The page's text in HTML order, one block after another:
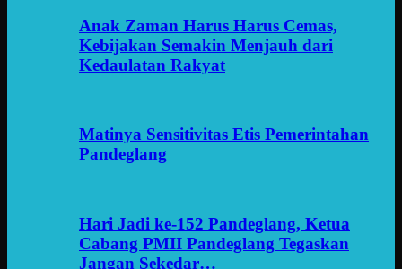
Anak Zaman Harus Harus Cemas,
Kebijakan Semakin Menjauh dari
Kedaulatan Rakyat
Matinya Sensitivitas Etis Pemerintahan
Pandeglang
Hari Jadi ke-152 Pandeglang, Ketua
Cabang PMII Pandeglang Tegaskan
Jangan Sekedar…